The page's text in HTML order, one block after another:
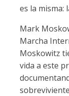
es la misma:
Mark
Marcha
Moskowitz
vida a este